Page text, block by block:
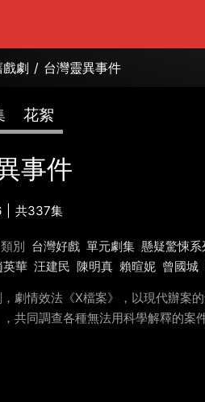
劇 / 台灣靈異事件
花絮
事件
共337集
類別 台灣好戲 單元劇集 懸疑驚悚系
英華 汪建民 陳明真 賴暄妮 曾國城
劇情效法《X檔案》，以現代辦案
共同調查各種無法用科學解釋的案